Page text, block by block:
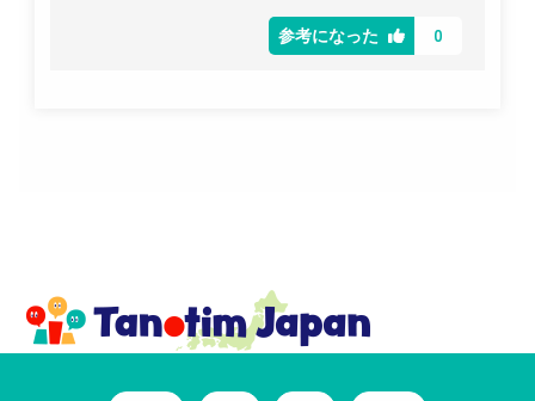
参考になった 0